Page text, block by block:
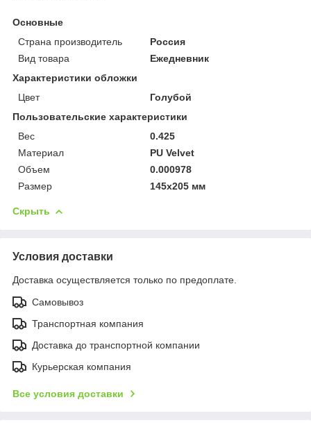
Основные
Страна производитель
Россия
Вид товара
Ежедневник
Характеристики обложки
Цвет
Голубой
Пользовательские характеристики
Вес
0.425
Материал
PU Velvet
Объем
0.000978
Размер
145x205 мм
Скрыть
Условия доставки
Доставка осуществляется только по предоплате.
Самовывоз
Транспортная компания
Доставка до транспортной компании
Курьерская компания
Все условия доставки